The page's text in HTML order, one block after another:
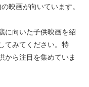
映画が向いています。
に向いた子供映画を紹
てみてください。特
から注目を集めていま